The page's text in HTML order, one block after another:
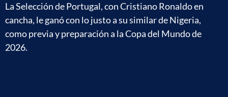
La Selección de Portugal, con Cristiano Ronaldo en
cancha, le ganó con lo justo a su similar de Nigeria,
como previa y preparación a la Copa del Mundo de
2026.